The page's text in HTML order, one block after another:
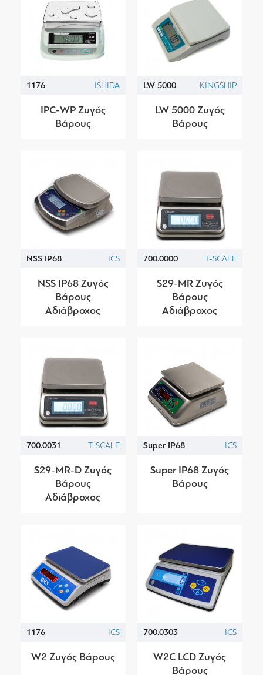
1176 ISHIDA
IPC-WP Ζυγός
Βάρους
LW 5000 KINGSHIP
LW 5000 Ζυγός
Βάρους
NSS IP68 ICS
NSS IP68 Ζυγός
Βάρους
Αδιάβροχος
700.0000 T-SCALE
S29-ΜR Ζυγός
Βάρους
Αδιάβροχος
700.0031 T-SCALE
S29-ΜR-D Ζυγός
Βάρους
Αδιάβροχος
Super IP68 ICS
Super IP68 Ζυγός
Βάρους
1176 ICS
W2 Ζυγός Βάρους
700.0303 ICS
W2C LCD Ζυγός
Βάρους